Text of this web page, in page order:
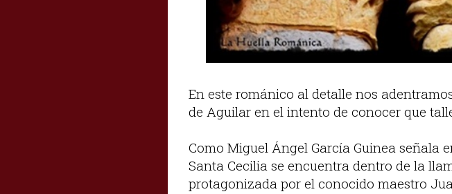
En este románico al detalle nos
de Aguilar en el intento de conocer que
Como Miguel Ángel García Guinea señala
Santa Cecilia se encuentra dentro de la
protagonizada por el conocido maestro